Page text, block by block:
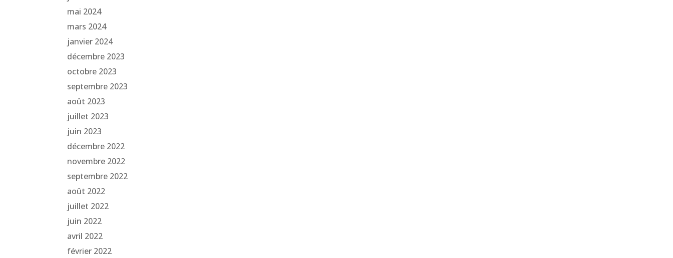
mai 2024
mars 2024
janvier 2024
décembre 2023
octobre 2023
septembre 2023
août 2023
juillet 2023
juin 2023
décembre 2022
novembre 2022
septembre 2022
août 2022
juillet 2022
juin 2022
avril 2022
février 2022